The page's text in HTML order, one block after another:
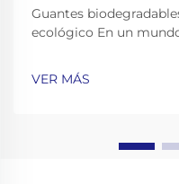
Guantes
ecológico En un
ecológicas a los
VER MÁS